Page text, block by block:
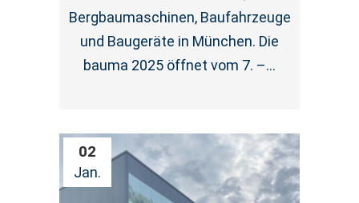
Bergbaumaschinen, Baufahrzeuge
und Baugeräte in München. Die
bauma 2025 öffnet vom 7. –...
02
Jan.